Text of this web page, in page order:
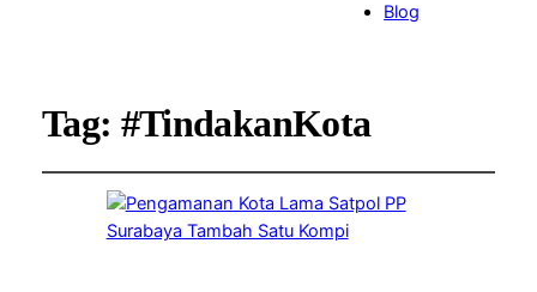
Blog
Tag: #TindakanKota